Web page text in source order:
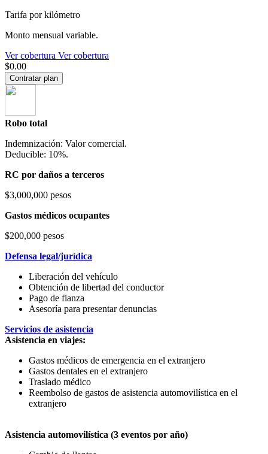
Tarifa por kilómetro
Monto mensual variable.
Ver cobertura Ver cobertura
$0.00
Contratar plan
Robo total
Indemnización: Valor comercial.
Deducible: 10%.
RC por daños a terceros
$3,000,000 pesos
Gastos médicos ocupantes
$200,000 pesos
Defensa legal/jurídica
Liberación del vehículo
Obtención de libertad del conductor
Pago de fianza
Asesoría para presentar denuncias
Servicios de asistencia
Asistencia en viajes:
Gastos médicos de emergencia en el extranjero
Gastos dentales en el extranjero
Traslado médico
Reembolso de gastos de asistencia automovilística en el
extranjero
Asistencia automovilística (3 eventos por año)